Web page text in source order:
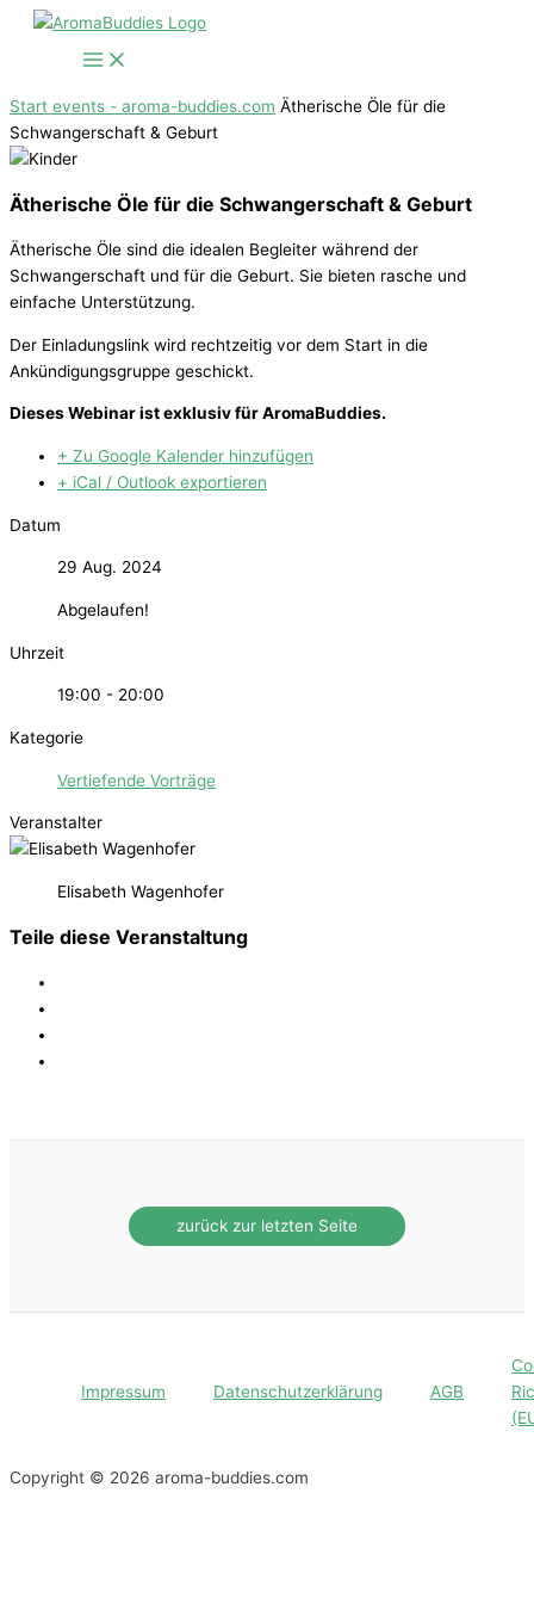
Zum
Start events - aroma-buddies.com Ätherische Öle für die
Schwangerschaft & Geburt
Ätherische Öle für die Schwangerschaft & Geburt
Ätherische Öle sind die idealen Begleiter während der
Schwangerschaft und für die Geburt. Sie bieten rasche und
einfache Unterstützung.
Der Einladungslink wird rechtzeitig vor dem Start in die
Ankündigungsgruppe geschickt.
Dieses Webinar ist exklusiv für AromaBuddies.
+ Zu Google Kalender hinzufügen
+ iCal / Outlook exportieren
Datum
29 Aug. 2024
Abgelaufen!
Uhrzeit
19:00 - 20:00
Kategorie
Vertiefende Vorträge
Veranstalter
Elisabeth Wagenhofer
Teile diese Veranstaltung
Impressum Datenschutzerklärung AGB
Copyright © 2026 aroma-buddies.com